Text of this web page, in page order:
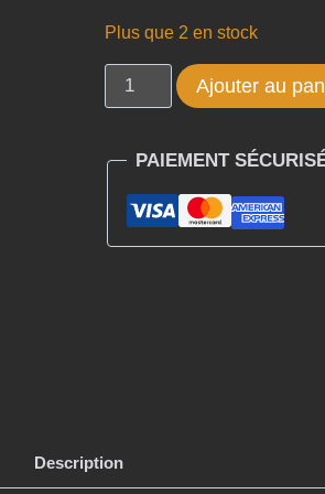
Plus que 2 en stock
quantité
de
Fine
Mosaïque
Ajouter au
PAIEMENT
Description